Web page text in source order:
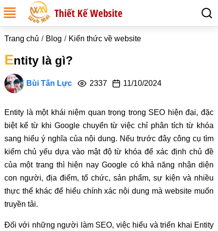
Thiết Kế Website
Trang chủ Blog Kiến thức về website
Entity là gì?
Bùi Tấn Lực 2337 11/10/2024
Entity là một khái niệm quan trọng trong SEO hiện đại, đặc
biệt kể từ khi Google chuyển từ việc chỉ phân tích từ khóa
sang hiểu ý nghĩa của nội dung. Nếu trước đây công cụ tìm
kiếm chủ yếu dựa vào mật độ từ khóa để xác định chủ đề
của một trang thì hiện nay Google có khả năng nhận diện
con người, địa điểm, tổ chức, sản phẩm, sự kiện và nhiều
thực thể khác để hiểu chính xác nội dung mà website muốn
truyền tải.
Đối với những người làm SEO, việc hiểu và triển khai Entity